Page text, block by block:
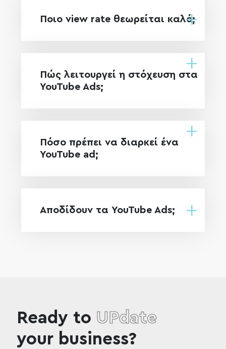
Ποιο view rate θεωρείται καλό;
Πώς λειτουργεί η στόχευση στα
YouTube Ads;
Πόσο πρέπει να διαρκεί ένα
YouTube ad;
Αποδίδουν τα YouTube Ads;
Ready to UPdate
your business?